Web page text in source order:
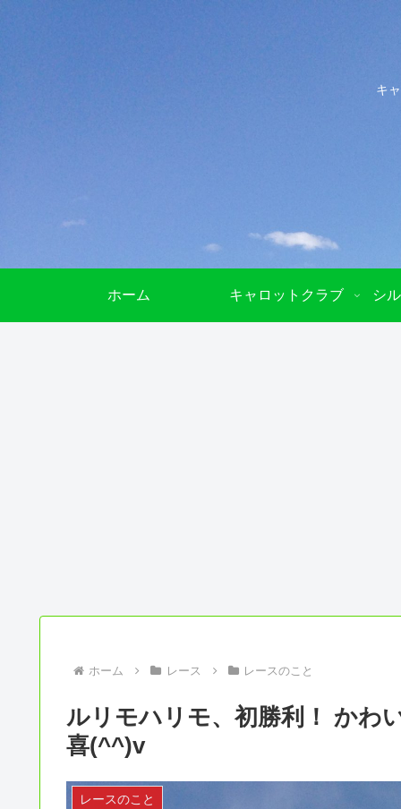
キ
ホーム キャロットクラブ シ
ホーム レース レースのこと
ルリモハリモ、初勝利！ かわ
喜(^^)v
レースのこと